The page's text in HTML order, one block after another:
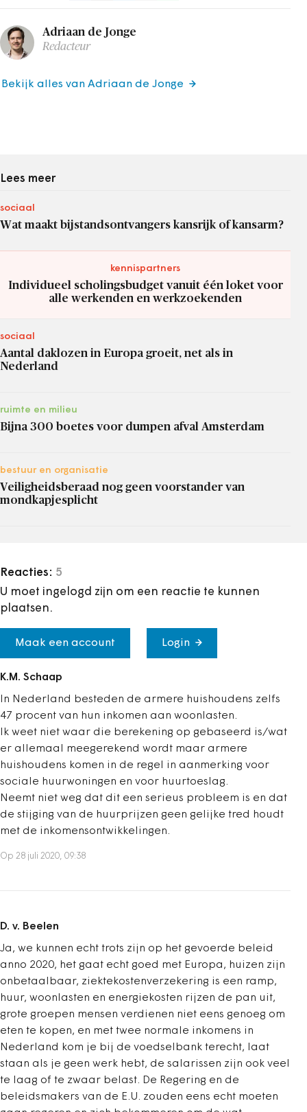
Adriaan de Jonge
Redacteur
Bekijk alles van Adriaan de Jonge
Lees meer
sociaal
Wat maakt bijstandsontvangers kansrijk of kansarm?
kennispartners
Individueel scholingsbudget vanuit één loket voor
alle werkenden en werkzoekenden
sociaal
Aantal daklozen in Europa groeit, net als in
Nederland
ruimte en milieu
Bijna 300 boetes voor dumpen afval Amsterdam
bestuur en organisatie
Veiligheidsberaad nog geen voorstander van
mondkapjesplicht
Reacties: 5
U moet ingelogd zijn om een reactie te kunnen
plaatsen.
Maak een account Login
K.M. Schaap
In Nederland besteden de armere huishoudens zelfs
47 procent van hun inkomen aan woonlasten.
Ik weet niet waar die berekening op gebaseerd is/wat
er allemaal meegerekend wordt maar armere
huishoudens komen in de regel in aanmerking voor
sociale huurwoningen en voor huurtoeslag.
Neemt niet weg dat dit een serieus probleem is en dat
de stijging van de huurprijzen geen gelijke tred houdt
met de inkomensontwikkelingen.
Op 28 juli 2020, 09:38
D. v. Beelen
Ja, we kunnen echt trots zijn op het gevoerde beleid
anno 2020, het gaat echt goed met Europa, huizen zijn
onbetaalbaar, ziektekostenverzekering is een ramp,
huur, woonlasten en energiekosten rijzen de pan uit,
grote groepen mensen verdienen niet eens genoeg om
eten te kopen, en met twee normale inkomens in
Nederland kom je bij de voedselbank terecht, laat
staan als je geen werk hebt, de salarissen zijn ook veel
te laag of te zwaar belast. De Regering en de
beleidsmakers van de E.U. zouden eens echt moeten